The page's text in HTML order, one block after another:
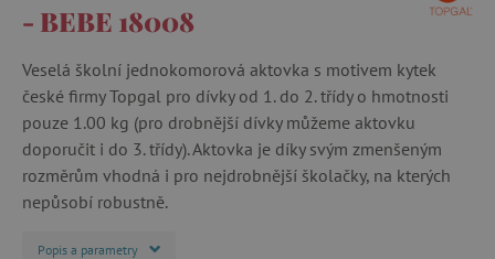
- BEBE 18008
Veselá školní jednokomorová aktovka s motivem kytek
české firmy Topgal pro dívky od 1. do 2. třídy o hmotnosti
pouze 1.00 kg (pro drobnější dívky můžeme aktovku
doporučit i do 3. třídy). Aktovka je díky svým zmenšeným
rozměrům vhodná i pro nejdrobnější školačky, na kterých
nepůsobí robustně.
Popis a parametry